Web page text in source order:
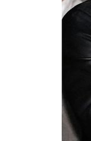
외신들도
11시간 압
[속보]규제
[속보]국힘
[속보] 7월 중
[속보]'채상병